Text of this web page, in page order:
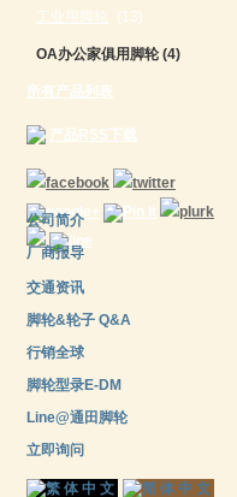
工业用脚轮 (13)
OA办公家俱用脚轮(4)
所有产品列表
产品RSS下载
公司简介
厂商报导
交通资讯
脚轮&轮子 Q&A
行销全球
脚轮型录E-DM
Line@通田脚轮
立即询问